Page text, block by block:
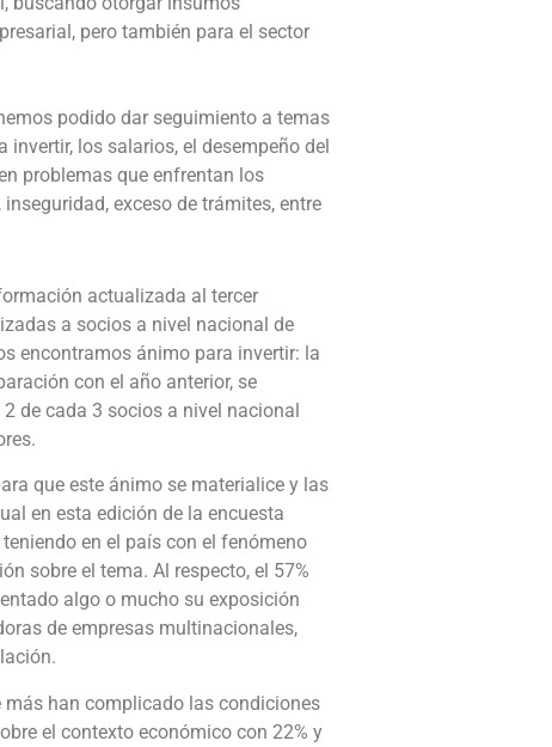
pero también para el sector
podido dar seguimiento a temas
los salarios, el desempeño del
problemas que enfrentan los
exceso de trámites, entre
actualizada al tercer
a socios a nivel nacional de
encontramos ánimo para invertir: la
con el año anterior, se
de cada 3 socios a nivel nacional
que este ánimo se materialice y las
en esta edición de la encuesta
en el país con el fenómeno
sobre el tema. Al respecto, el 57%
algo o mucho su exposición
de empresas multinacionales,
han complicado las condiciones
el contexto económico con 22% y